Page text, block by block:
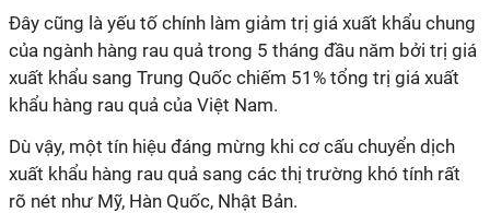
Đây cũng là yếu tố chính làm giảm trị giá xuất khẩu chung
của ngành hàng rau quả trong 5 tháng đầu năm bởi trị giá
xuất khẩu sang Trung Quốc chiếm 51% tổng trị giá xuất
khẩu hàng rau quả của Việt Nam.
Dù vậy, một tín hiệu đáng mừng khi cơ cấu chuyển dịch
xuất khẩu hàng rau quả sang các thị trường khó tính rất
rõ nét như Mỹ, Hàn Quốc, Nhật Bản.